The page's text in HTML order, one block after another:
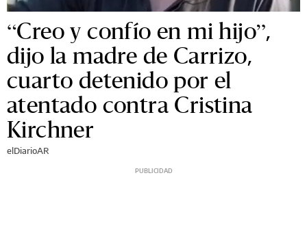
“Creo y confío en mi hijo”,
dijo la madre de Carrizo,
cuarto detenido por el
atentado contra Cristina
Kirchner
elDiarioAR